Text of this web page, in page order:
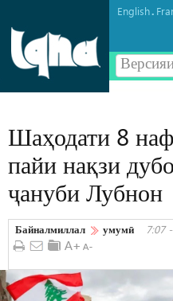
English.
Шаҳодати 8
пайи нақзи
ҷануби Лубнон
Байналмиллал умумӣ 7:07